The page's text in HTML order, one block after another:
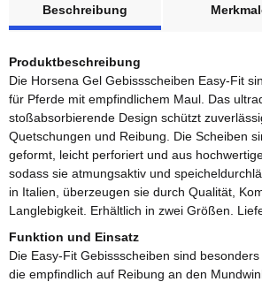
Beschreibung
Produktbeschreibung
Die Horsena Gel Gebissscheiben Easy-Fit
für Pferde mit empfindlichem Maul. Das
stoßabsorbierende Design schützt
Quetschungen und Reibung. Die Scheiben
geformt, leicht perforiert und aus
sodass sie atmungsaktiv und
in Italien, überzeugen sie durch Qualität,
Langlebigkeit. Erhältlich in zwei Größen.
Funktion und Einsatz
Die Easy-Fit Gebissscheiben sind
die empfindlich auf Reibung an den